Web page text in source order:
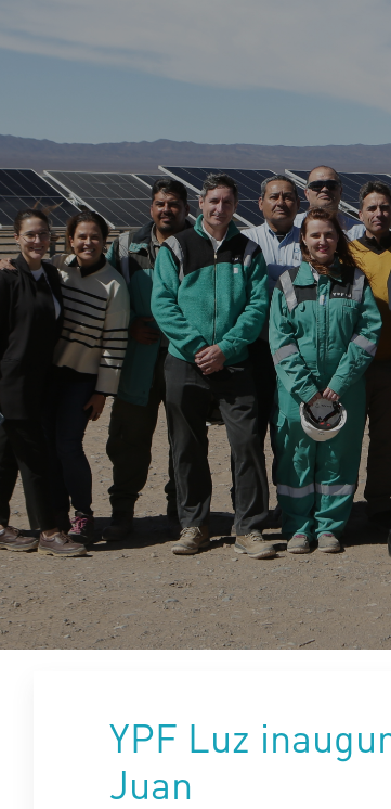
YPF Luz
Juan